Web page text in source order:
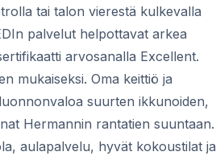
tai talon vierestä kulkevalla
palvelut helpottavat arkea
arvosanalla Excellent.
mukaiseksi. Oma keittiö ja
suurten ikkunoiden,
Hermannin rantatien suuntaan.
aulapalvelu, hyvät kokoustilat ja